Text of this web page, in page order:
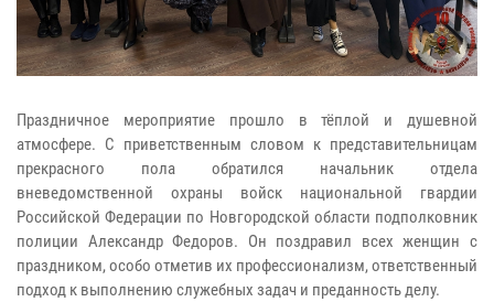
Праздничное мероприятие прошло в тёплой и душевной
атмосфере. С приветственным словом к представительницам
прекрасного пола обратился начальник отдела
вневедомственной охраны войск национальной гвардии
Российской Федерации по Новгородской области подполковник
полиции Александр Федоров. Он поздравил всех женщин с
праздником, особо отметив их профессионализм, ответственный
подход к выполнению служебных задач и преданность делу.